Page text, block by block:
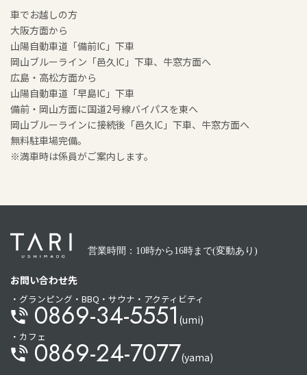
車でお越しの方
大阪方面から
山陽自動車道「備前IC」下車
岡山ブルーライン「邑久IC」下車、牛窓方面へ
広島・高松方面から
山陽自動車道「早島IC」下車
備前・岡山方面に国道2号線バイパスを東へ
岡山ブルーラインに接続後「邑久IC」下車、牛窓方面へ
無料駐車場完備。
※満車時は係員がご案内します。
営業時間：10時から16時まで(変動あり)
お問い合わせ先
・グランピング・BBQ・サウナ・アクティビティ
0869-34-5551 (umi)
・カフェ0869-24-7077(yama)